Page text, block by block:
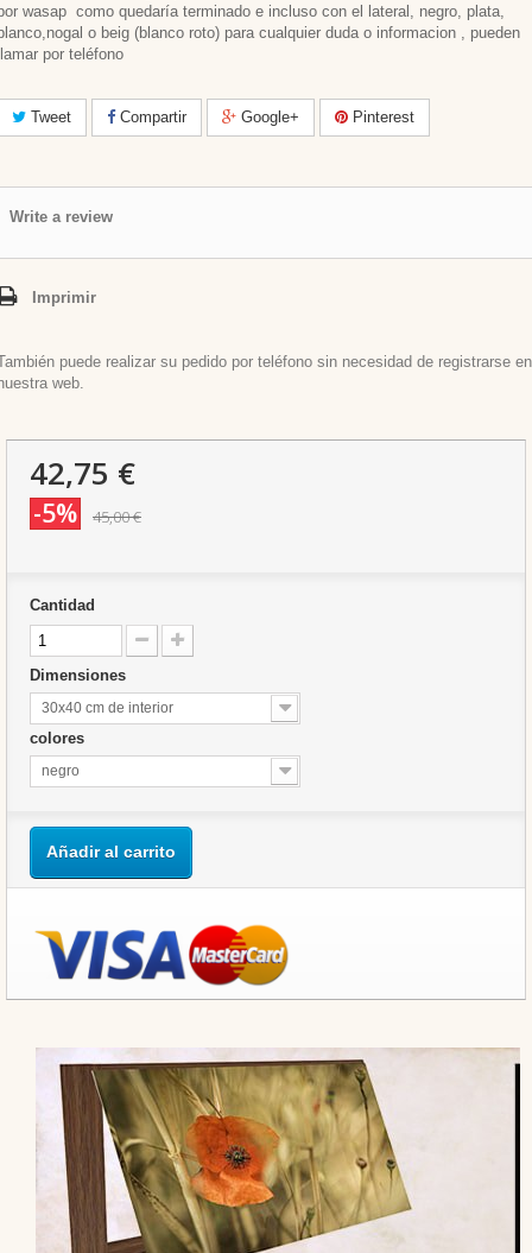
wasap como quedaría terminado e incluso con el lateral, negro, plata,
o beig (blanco roto) para cualquier duda o informacion , pueden
por teléfono
Tweet Compartir Google+ Pinterest
Write a review
Imprimir
puede realizar su pedido por teléfono sin necesidad de registrarse en
web.
42,75 €
-5% 45,00 €
Cantidad
Dimensiones
30x40 cm de interior
colores
negro
Añadir al carrito